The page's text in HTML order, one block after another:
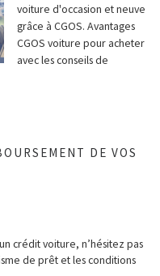
voiture d'occasion et neuve
grâce à CGOS. Avantages
CGOS voiture pour acheter
avec les conseils de
DE VOS
crédit voiture, n’hésitez pas
de prêt et les conditions